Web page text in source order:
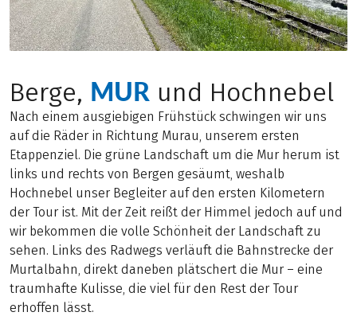
Berge, MUR und Hochnebel
Nach einem ausgiebigen Frühstück schwingen wir uns
auf die Räder in Richtung Murau, unserem ersten
Etappenziel. Die grüne Landschaft um die Mur herum ist
links und rechts von Bergen gesäumt, weshalb
Hochnebel unser Begleiter auf den ersten Kilometern
der Tour ist. Mit der Zeit reißt der Himmel jedoch auf und
wir bekommen die volle Schönheit der Landschaft zu
sehen. Links des Radwegs verläuft die Bahnstrecke der
Murtalbahn, direkt daneben plätschert die Mur – eine
traumhafte Kulisse, die viel für den Rest der Tour
erhoffen lässt.